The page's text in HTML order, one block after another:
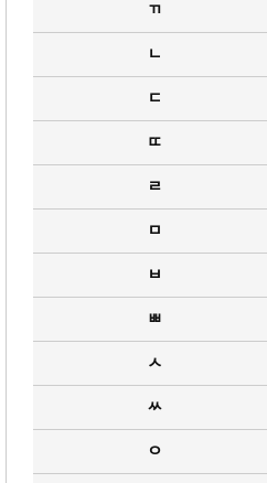
ㄲ
ㄴ
ㄷ
ㄸ
ㄹ
ㅁ
ㅂ
ㅃ
ㅅ
ㅆ
ㅇ